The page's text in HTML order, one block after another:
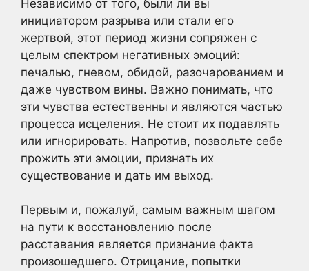
Независимо от того, были ли вы
инициатором разрыва или стали его
жертвой, этот период жизни сопряжен с
целым спектром негативных эмоций:
печалью, гневом, обидой, разочарованием и
даже чувством вины. Важно понимать, что
эти чувства естественны и являются частью
процесса исцеления. Не стоит их подавлять
или игнорировать. Напротив, позвольте себе
прожить эти эмоции, признать их
существование и дать им выход.
Первым и, пожалуй, самым важным шагом
на пути к восстановлению после
расставания является признание факта
произошедшего. Отрицание, попытки